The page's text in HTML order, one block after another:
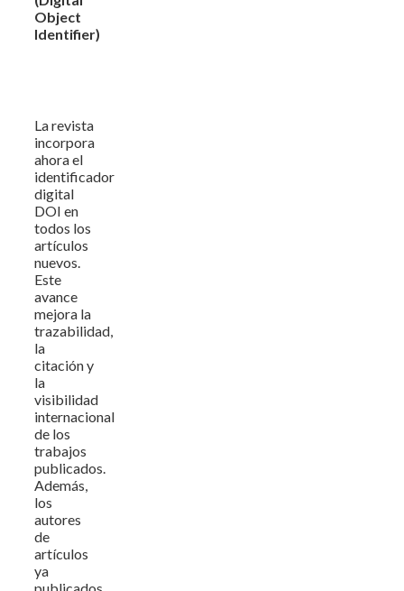
Object
Identifier)
La revista
incorpora
ahora el
identificador
digital
DOI en
todos los
artículos
nuevos.
Este
avance
mejora la
trazabilidad,
la
citación y
la
visibilidad
internacional
de los
trabajos
publicados.
Además,
los
autores
de
artículos
ya